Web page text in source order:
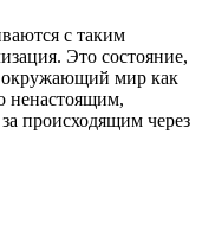
с таким
Это состояние,
окружающий мир как
ненастоящим,
происходящим через